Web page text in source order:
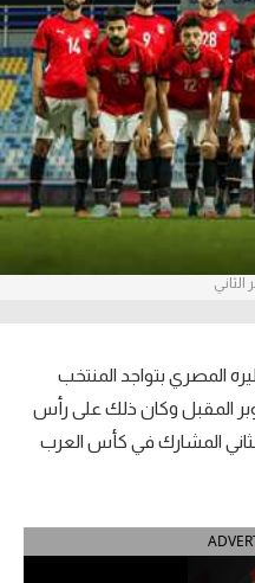
المصري بتواجد المنتخب
المقبل وكان ذلك على رأس
المشارك في كأس العرب